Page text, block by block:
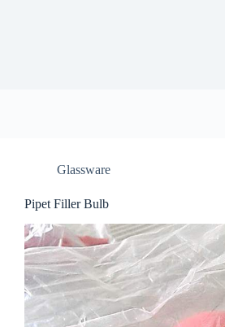
Glassware
Pipet Filler Bulb